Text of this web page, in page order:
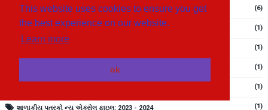
This website uses cookies to ensure you get
the best experience on our website.
Learn more
ok
વ્યક્તિ વિશેષ (6)
શાળા વિકાસ યોજના માહિતી ફાઇલ (1)
(1)
શાળાઓમાં બાલવૃંદની રચના માટે ઉપયોગી માહિતી ફાઇલ (1)
(1)
શાળાકીય પત્રકો ન્યુ એક્સેલ ફાઇલ: 2023 - 2024 (1)